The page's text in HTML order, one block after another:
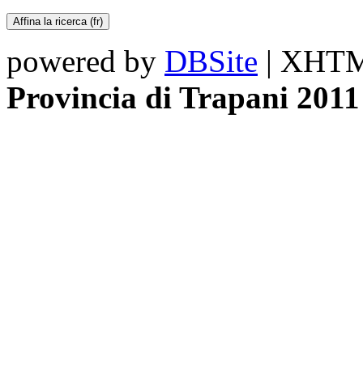
powered by DBSite |
Provincia di Trapani 2011